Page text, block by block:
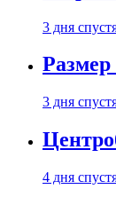
3 дня
Размер
3 дня
4 дня